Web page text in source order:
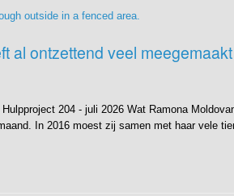
al ontzettend veel meegemaakt
204 - juli 2026 Wat Ramona
In 2016 moest zij samen met haar vele